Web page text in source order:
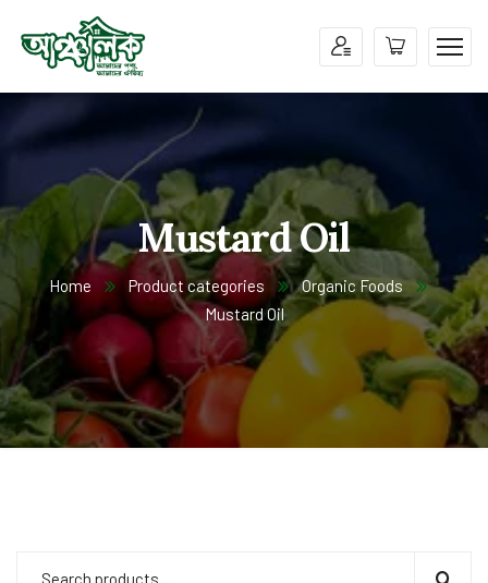
Mustard Oil
Home Product categories
Organic Foods
Mustard Oil